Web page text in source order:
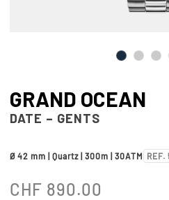
GRAND OCEAN
DATE – GENTS
Ø 42 mm | Quartz | 300m | 30ATM REF.
CHF 890.00